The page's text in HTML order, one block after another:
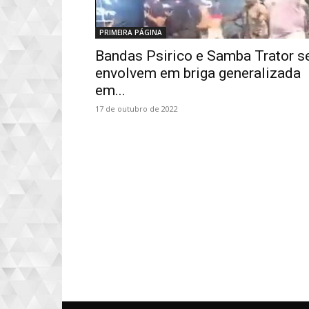
PRIMEIRA PÁGINA
Bandas Psirico e Samba Trator
envolvem em briga generalizada
em...
17 de outubro de 2022